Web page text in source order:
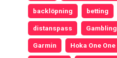
backlöpning betting
distanspass Gambling
Garmin Hoka One One